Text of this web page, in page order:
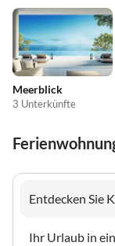
Meerblick
3 Unterkünfte
Entdecken Sie
Ihr Urlaub in